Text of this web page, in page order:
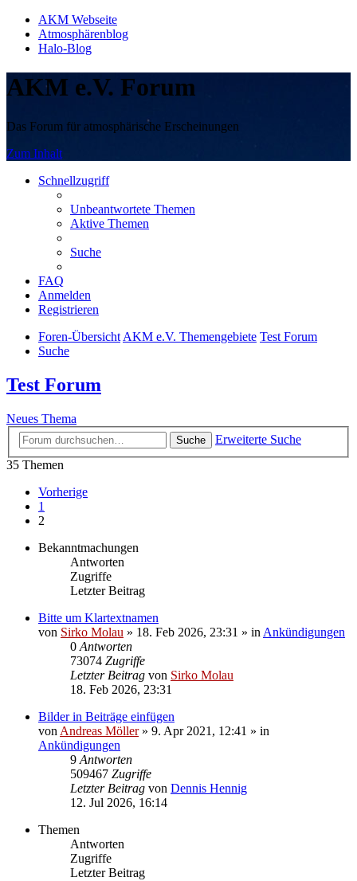
AKM Webseite
Atmosphärenblog
Halo-Blog
AKM e.V. Forum
Das Forum für atmosphärische Erscheinungen
Zum Inhalt
Schnellzugriff
Unbeantwortete Themen
Aktive Themen
Suche
FAQ
Anmelden
Registrieren
Foren-Übersicht AKM e.V. Themengebiete Test Forum
Suche
Test Forum
Neues Thema
Suche
Erweiterte Suche
35 Themen
Vorherige
1
2
Bekanntmachungen
Antworten
Zugriffe
Letzter Beitrag
Bitte um Klartextnamen
von Sirko Molau » 18. Feb 2026, 23:31 » in Ankündigungen
0 Antworten
73074 Zugriffe
Letzter Beitrag von Sirko Molau
18. Feb 2026, 23:31
Bilder in Beiträge einfügen
von Andreas Möller» 9. Apr 2021, 12:41 » in
Ankündigungen
9 Antworten
509467 Zugriffe
Letzter Beitrag von Dennis Hennig
12. Jul 2026, 16:14
Themen
Antworten
Zugriffe
Letzter Beitrag